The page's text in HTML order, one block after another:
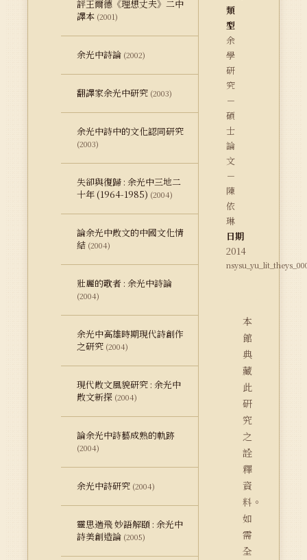
評王爾德《理想丈夫》二中
譯本 (2001)
余光中詩論 (2002)
翻譯家余光中研究 (2003)
余光中詩中的文化認同研究
(2003)
失卻與復歸 : 余光中三地二
十年 (1964-1985) (2004)
論余光中散文的中國文化情
結 (2004)
壯麗的歌者 : 余光中詩論
(2004)
余光中高雄時期現代詩創作
之研究 (2004)
現代散文風貌研究 : 余光中
散文新探 (2004)
論余光中詩藝成熟的軌跡
(2004)
余光中詩研究 (2004)
靈思遄飛 妙語解頤 : 余光中
詩美創造論 (2005)
類
型
余
學
研
究
－
碩
士
論
文
－
陳
依
琳
日期
2014
本
館
典
藏
此
研
究
之
詮
釋
資
料。
如
需
全